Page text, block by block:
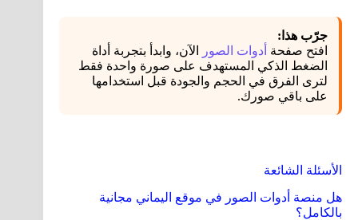
جرّب هذا:
افتح صفحة أدوات الصور
الآن، وابدأ بتجربة أداة
الضغط الذكي المستهدف على صورة واحدة فقط
لترى الفرق في الحجم والجودة قبل استخدامها
على باقي صورك.
الأسئلة الشائعة
هل منصة أدوات الصور في موقع اليماني مجانية
بالكامل؟